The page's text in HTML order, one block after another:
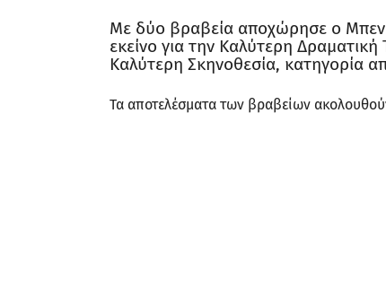
Με δύο βραβεία αποχώρησε ο
εκείνο για την Καλύτερη
Καλύτερη Σκηνοθεσία, κατηγορία
Τα αποτελέσματα των βραβείων